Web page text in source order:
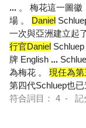
... 。 梅花這一圖
場 。 Daniel
一次與亞洲建立起
行官Daniel
牌 English ...
為梅花 。 現任為
第四代Schluep也
符合詞目： 4 - 記